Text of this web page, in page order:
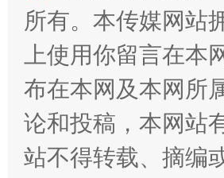
站台名比不上好声名
所有。本传媒网站
上使用你留言在
布在本网及本网所
论和投稿，本网站
站不得转载、摘编